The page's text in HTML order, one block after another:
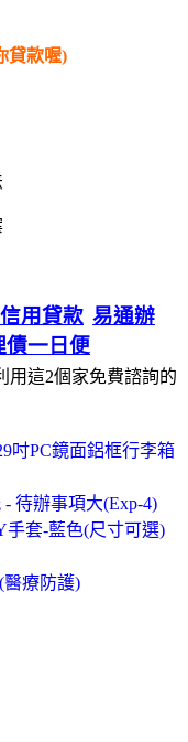
貸款喔)
用貸款 易通辦
債一日便
用這2個家免費諮詢的
吋PC鏡面鋁框行李箱
- 待辦事項大(Exp-4)
手套-藍色(尺寸可選)
醫療防護)